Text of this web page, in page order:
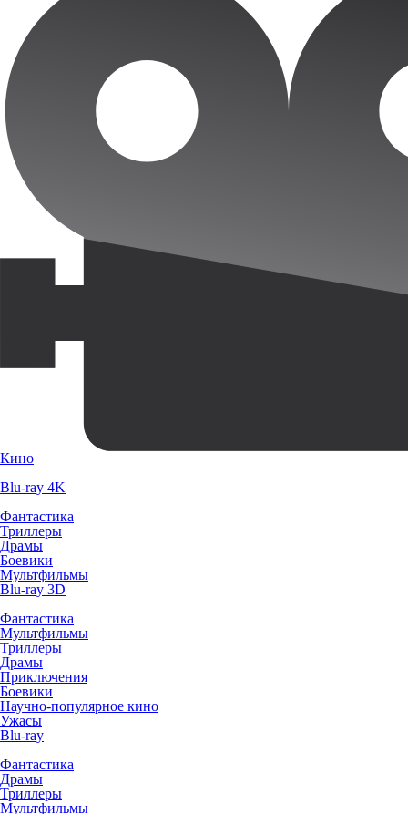
Кино
Blu-ray 4K
Фантастика
Триллеры
Драмы
Боевики
Мультфильмы
Blu-ray 3D
Фантастика
Мультфильмы
Триллеры
Драмы
Приключения
Боевики
Научно-популярное кино
Ужасы
Blu-ray
Фантастика
Драмы
Триллеры
Мультфильмы